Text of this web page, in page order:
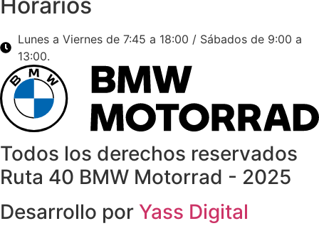
Lunes a Viernes de 7:45 a 18:00 / Sábados de 9:00 a
13:00.
Todos los derechos reservados
Ruta 40 BMW Motorrad - 2025
Desarrollo por Yass Digital